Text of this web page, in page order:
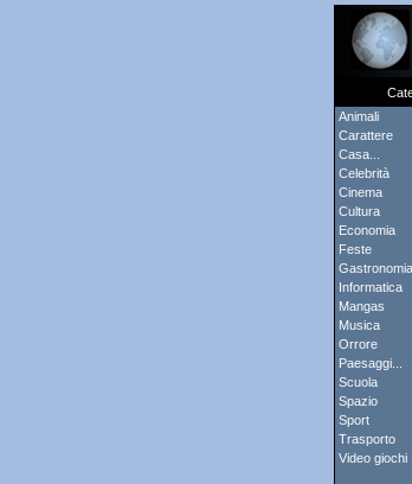
Animali
Carattere
Casa...
Celebrità
Cinema
Cultura
Economia
Feste
Gastronomia
Informatica
Mangas
Musica
Orrore
Paesaggi...
Scuola
Spazio
Sport
Trasporto
Video giochi